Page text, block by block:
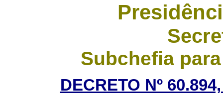
Subchefia
DECRETO Nº